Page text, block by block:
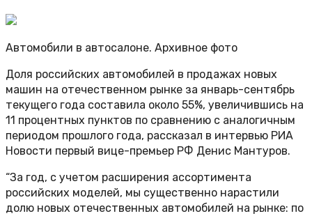
Автомобили в автосалоне. Архивное фото
Доля российских автомобилей в продажах новых
машин на отечественном рынке за январь-сентябрь
текущего года составила около 55%, увеличившись на
11 процентных пунктов по сравнению с аналогичным
периодом прошлого года, рассказал в интервью РИА
Новости первый вице-премьер РФ Денис Мантуров.
“За год, с учетом расширения ассортимента
российских моделей, мы существенно нарастили
долю новых отечественных автомобилей на рынке: по